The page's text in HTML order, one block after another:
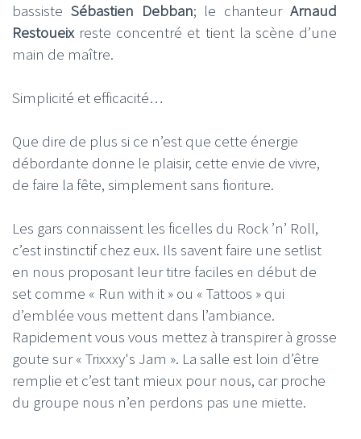
bassiste Sébastien Debban; le chanteurArnaud
Restoueixreste concentré et tient la scène d’une
main de maître.
Simplicité et efficacité…
Que dire de plus si ce n’est que cette énergie
débordante donne le plaisir, cette envie de vivre,
de faire la fête, simplement sans fioriture.
Les gars connaissent les ficelles du Rock ’n’ Roll,
c’est instinctif chez eux. Ils savent faire une setlist
en nous proposant leur titre faciles en début de
set comme « Run with it » ou « Tattoos » qui
d’emblée vous mettent dans l’ambiance.
Rapidement vous vous mettez à transpirer à grosse
goute sur « Trixxxy's Jam ». La salle est loin d’être
remplie et c’est tant mieux pour nous, car proche
du groupe nous n’en perdons pas une miette.